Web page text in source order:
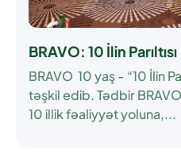
BRAVO: 10 İlin Parıltısı
BRAVO 10 yaş - “10 İlin
təşkil edib. Tədbir
10 illik fəaliyyət yoluna,...